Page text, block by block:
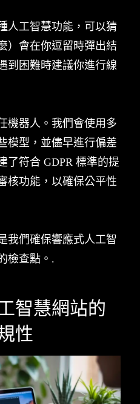
人工智慧功能，可以猜
）會在你逗留時彈出結
到困難時建議你進行線
機器人。我們會使用多
模型，並儘早進行偏差
了符合 GDPR 標準的提
核功能，以確保公平性
我們確保響應式人工智
檢查點。.
智慧網站的
性